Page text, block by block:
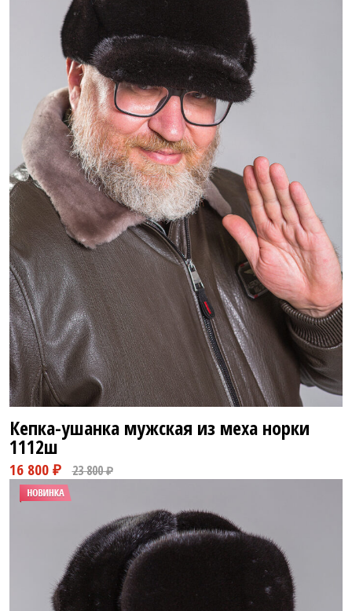
53 800 ₽ 73 800 ₽
Кепка-ушанка мужская из меха норки
1112ш